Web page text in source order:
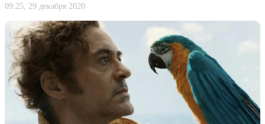
09:25, 29 декабря 2020